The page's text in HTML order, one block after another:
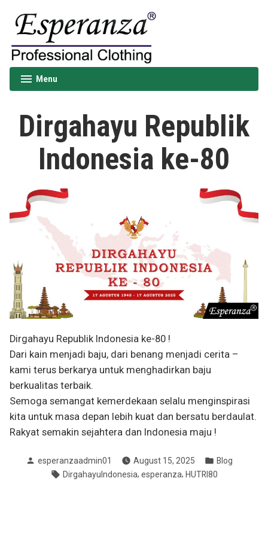
content
Esperanza
Menu
expanded
collapsed
Dirgahayu Republik
Indonesia ke-80
Dirgahayu Republik Indonesia ke-80 !
Dari kain menjadi baju, dari benang menjadi cerita –
kami terus berkarya untuk menghadirkan baju
berkualitas terbaik.
Semoga semangat kemerdekaan selalu menginspirasi
kita untuk masa depan lebih kuat dan bersatu berdaulat.
Rakyat semakin sejahtera dan Indonesia maju !
Posted
esperanzaadmin01 August 15, 2025
Posted
in
Blog
Tags:
DirgahayuIndonesia, esperanza, HUTRI80